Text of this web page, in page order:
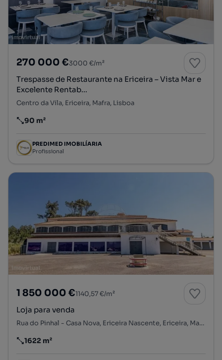
270 000 €3000 €/m²
Trespasse de Restaurante na Ericeira – Vista Mar e
Excelente Rentab...
Centro da Vila, Ericeira, Mafra, Lisboa
Preço por metro quadrado
90 m²
PREDIMED IMOBILÍARIA
Profissional
1 850 000 €1140,57 €/m²
Loja para venda
Rua do Pinhal - Casa Nova, Ericeira Nascente, Ericeira, Mafra, Lisboa
Preço por metro quadrado
1622 m²